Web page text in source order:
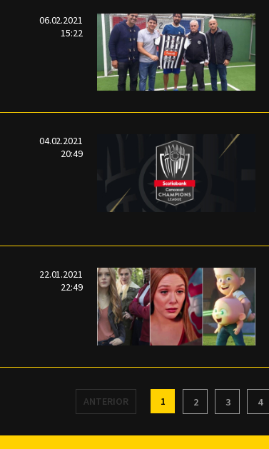
06.02.2021
15:22
04.02.2021
20:49
22.01.2021
22:49
ANTERIOR 1 2 3 4